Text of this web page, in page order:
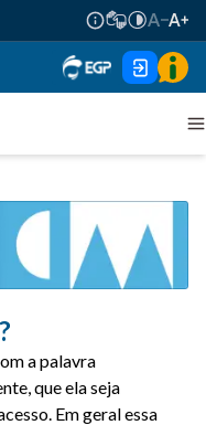
a palavra
que ela seja
Em geral essa